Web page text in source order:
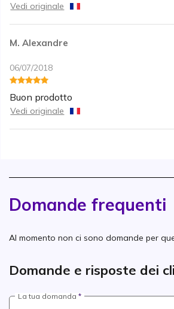
Vedi originale
M. Alexandre
06/07/2018
Buon prodotto
Vedi originale
Domande frequenti
Al momento non ci sono domande per
Domande e risposte dei
La tua domanda